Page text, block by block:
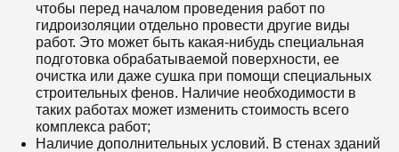
чтобы перед началом проведения работ по
гидроизоляции отдельно провести другие виды
работ. Это может быть какая-нибудь специальная
подготовка обрабатываемой поверхности, ее
очистка или даже сушка при помощи специальных
строительных фенов. Наличие необходимости в
таких работах может изменить стоимость всего
комплекса работ;
Наличие дополнительных условий. В стенах зданий